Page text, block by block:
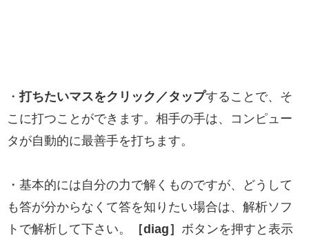
・打ちたいマスをクリック／タップすることで、そ
こに打つことができます。相手の手は、コンピュー
タが自動的に最善手を打ちます。
・基本的には自分の力で解くものですが、どうして
も答が分からなくて答を知りたい場合は、解析ソフ
トで解析して下さい。
［diag］ ボタンを押すと表示